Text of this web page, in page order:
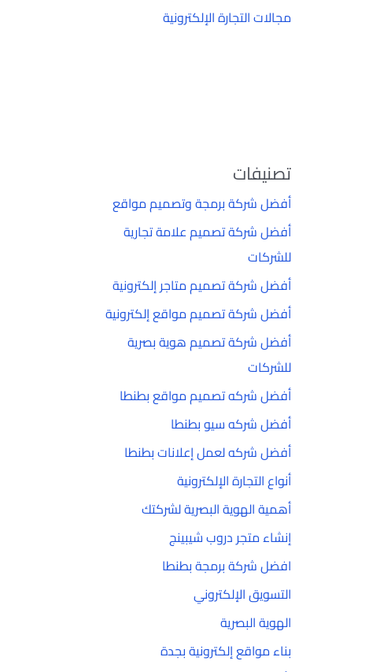
مجالات التجارة الإلكترونية
تصنيفات
أفضل شركة برمجة وتصميم مواقع
أفضل شركة تصميم علامة تجارية
للشركات
أفضل شركة تصميم متاجر إلكترونية
أفضل شركة تصميم مواقع إلكترونية
أفضل شركة تصميم هوية بصرية
للشركات
أفضل شركه تصميم مواقع بطنطا
أفضل شركه سيو بطنطا
أفضل شركه لعمل إعلانات بطنطا
أنواع التجارة الإلكترونية
أهمية الهوية البصرية لشركتك
إنشاء متجر دروب شيبينج
افضل شركة برمجة بطنطا
التسويق الإلكتروني
الهوية البصرية
بناء مواقع إلكترونية بجدة